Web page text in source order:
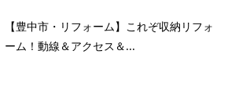
【豊中市・リフォーム】これぞ収納リフォ
ーム！動線＆アクセス＆...